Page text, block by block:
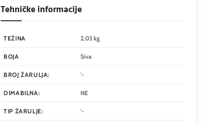
Tehničke informacije
TEŽINA 2,03 kg
BOJA Siva
BROJ ŽARULJA: '-
DIMABILNA: NE
TIP ŽARULJE: '-